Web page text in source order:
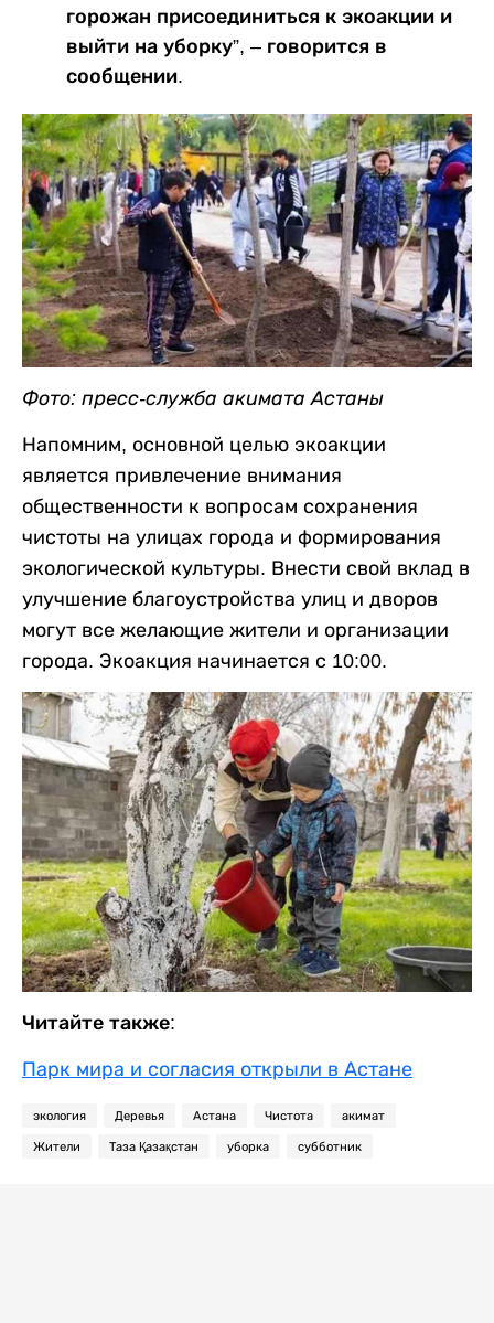
горожан присоединиться к экоакции и
выйти на уборку”, – говорится в
сообщении.
Фото: пресс-служба акимата Астаны
Напомним, основной целью экоакции
является привлечение внимания
общественности к вопросам сохранения
чистоты на улицах города и формирования
экологической культуры. Внести свой вклад в
улучшение благоустройства улиц и дворов
могут все желающие жители и организации
города. Экоакция начинается с 10:00.
Читайте также:
Парк мира и согласия открыли в Астане
экология Деревья Астана Чистота акимат
Жители Таза Қазақстан уборка субботник